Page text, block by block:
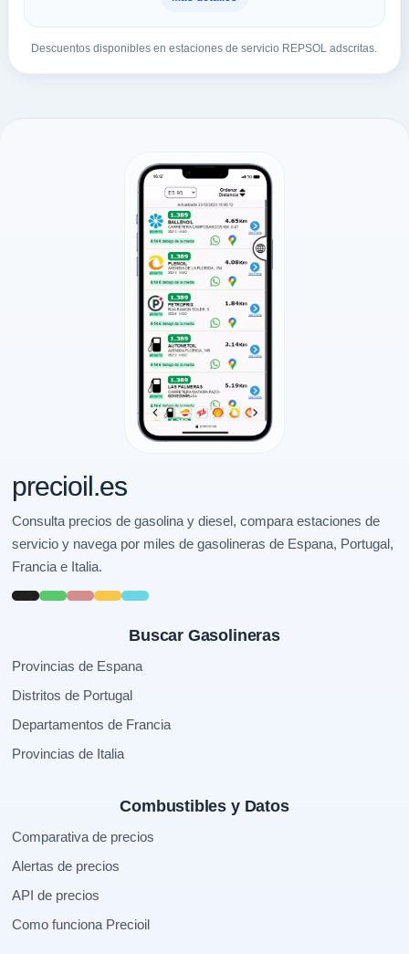
Descuentos disponibles en estaciones de servicio REPSOL adscritas.
precioil.es
Consulta precios de gasolina y diesel, compara estaciones de
servicio y navega por miles de gasolineras de Espana, Portugal,
Francia e Italia.
Buscar Gasolineras
Provincias de Espana
Distritos de Portugal
Departamentos de Francia
Provincias de Italia
Combustibles y Datos
Comparativa de precios
Alertas de precios
API de precios
Como funciona Precioil